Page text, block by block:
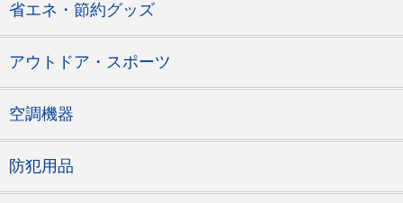
省エネ・節約グッズ
アウトドア・スポーツ
空調機器
防犯用品